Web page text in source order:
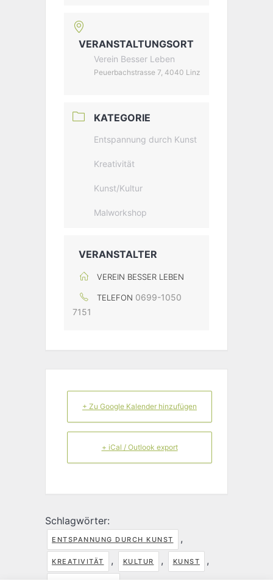
VERANSTALTUNGSORT
Verein Besser Leben
Peuerbachstrasse 7, 4040 Linz
KATEGORIE
Entspannung durch Kunst
Kreativität
Kunst/Kultur
Malworkshop
VERANSTALTER
VEREIN BESSER LEBEN
TELEFON 0699-1050
7151
+ Zu Google Kalender hinzufügen
+ iCal / Outlook export
Schlagwörter:
ENTSPANNUNG DURCH KUNST ,
KREATIVITÄT , KULTUR , KUNST ,